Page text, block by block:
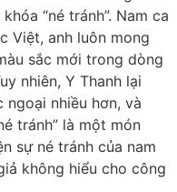
“né tránh”. Nam ca
Việt, anh luôn mong
sắc mới trong dòng
nhiên, Y Thanh lại
nhiều hơn, và
tránh” là một món
sự né tránh của nam
không hiểu cho công